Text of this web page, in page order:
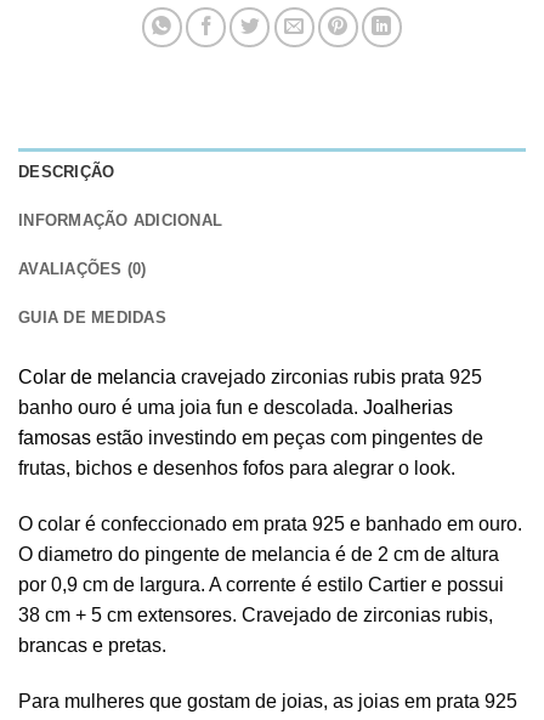
DESCRIÇÃO
INFORMAÇÃO ADICIONAL
AVALIAÇÕES (0)
GUIA DE MEDIDAS
Colar de melancia cravejado zirconias rubis prata 925
banho ouro é uma joia fun e descolada. Joalherias
famosas estão investindo em peças com pingentes de
frutas, bichos e desenhos fofos para alegrar o look.
O colar é confeccionado em prata 925 e banhado em ouro.
O diametro do pingente de melancia é de 2 cm de altura
por 0,9 cm de largura. A corrente é estilo Cartier e possui
38 cm + 5 cm extensores. Cravejado de zirconias rubis,
brancas e pretas.
Para mulheres que gostam de joias, as joias em prata 925